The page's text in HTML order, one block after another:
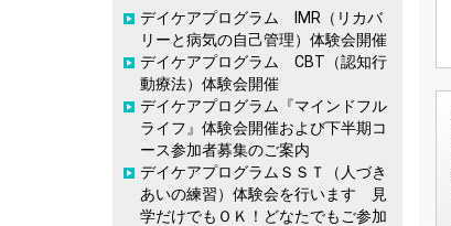
デイケアプログラム IMR（リカバ
リーと病気の自己管理）体験会開催
デイケアプログラム CBT（認知行
動療法）体験会開催
デイケアプログラム『マインドフル
ライフ』体験会開催および下半期コ
ース参加者募集のご案内
デイケアプログラムＳＳＴ（人づき
あいの練習）体験会を行います 見
学だけでもＯＫ！どなたでもご参加